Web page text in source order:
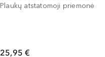
Plaukų atstatomoji priemonė
25,95 €